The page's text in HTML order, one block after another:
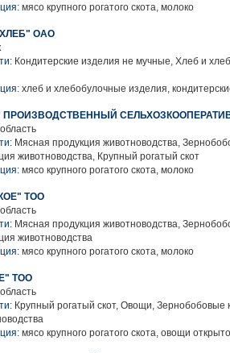
мясо крупного рогатого скота, молоко
ОАО
Кондитерские изделия не мучные, Хлеб и
хлеб и хлебобулочные изделия,
ПРОИЗВОДСТВЕННЫЙ
Мясная продукция животноводства,
животноводства, Крупный рогатый скот
мясо крупного рогатого скота, молоко
ТОО
Мясная продукция животноводства,
животноводства
мясо крупного рогатого скота, молоко
ТОО
Крупный рогатый скот, Овощи, Зернобобовые
мясо крупного рогатого скота, овощи